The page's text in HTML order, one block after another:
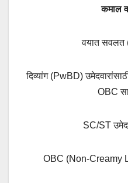
कमाल
वयात सवलत
दिव्यांग (PwBD)
OBC
SC/ST
OBC (Non-Creamy